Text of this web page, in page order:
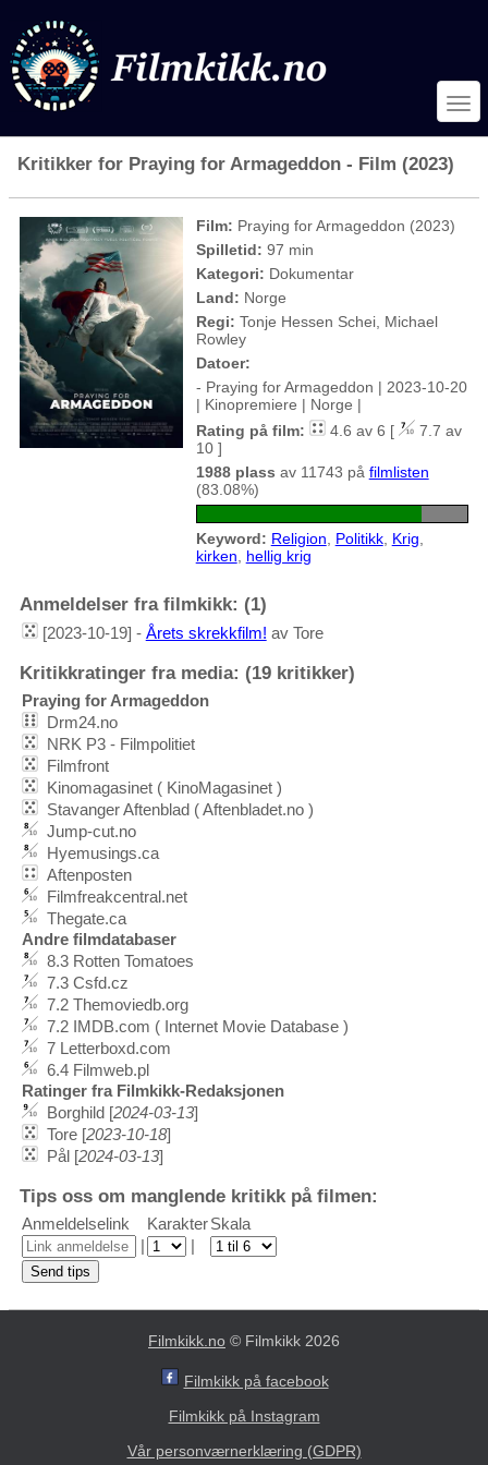
Kritikker for Praying for Armageddon - Film (2023)
Film: Praying for Armageddon (2023)
Spilletid: 97 min
Kategori: Dokumentar
Land: Norge
Regi: Tonje Hessen Schei, Michael
Rowley
Datoer:
- Praying for Armageddon | 2023-10-20
| Kinopremiere | Norge |
Rating på film:
4.6 av 6 [
7.7 av
10 ]
1988 plass av 11743 på filmlisten
(83.08%)
Keyword: Religion Politikk, Krig
kirken
hellig krig
Anmeldelser fra filmkikk: (1)
[2023-10-19] - Årets skrekkfilm! av Tore
Kritikkratinger fra media: (19 kritikker)
Praying for Armageddon
Drm24.no
NRK P3 - Filmpolitiet
Filmfront
Kinomagasinet ( KinoMagasinet )
Stavanger Aftenblad ( Aftenbladet.no )
Jump-cut.no
Hyemusings.ca
Aftenposten
Filmfreakcentral.net
Thegate.ca
Andre filmdatabaser
8.3 Rotten Tomatoes
7.3 Csfd.cz
7.2 Themoviedb.org
7.2 IMDB.com ( Internet Movie Database )
7 Letterboxd.com
6.4 Filmweb.pl
Ratinger fra Filmkikk-Redaksjonen
Borghild [2024-03-13]
Tore [2023-10-18]
Pål [2024-03-13]
Tips oss om manglende kritikk på filmen:
Anmeldelselink KarakterSkala
|
|
Filmkikk.no © Filmkikk 2026
Filmkikk på facebook
Filmkikk på Instagram
Vår personværnerklæring (GDPR)